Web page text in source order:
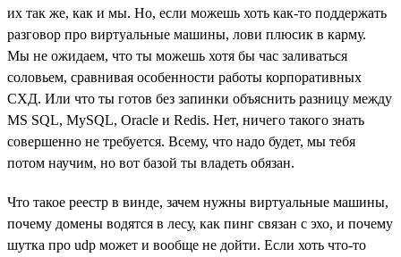
их так же, как и мы. Но, если можешь хоть как-то поддержать
разговор про виртуальные машины, лови плюсик в карму.
Мы не ожидаем, что ты можешь хотя бы час заливаться
соловьем, сравнивая особенности работы корпоративных
СХД. Или что ты готов без запинки объяснить разницу между
MS SQL, MySQL, Oracle и Redis. Нет, ничего такого знать
совершенно не требуется. Всему, что надо будет, мы тебя
потом научим, но вот базой ты владеть обязан.
Что такое реестр в винде, зачем нужны виртуальные машины,
почему домены водятся в лесу, как пинг связан с эхо, и почему
шутка про udp может и вообще не дойти. Если хоть что-то